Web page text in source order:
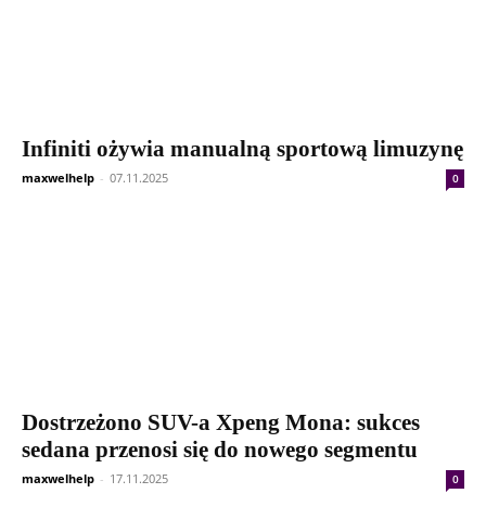
Infiniti ożywia manualną sportową limuzynę
maxwelhelp - 07.11.2025 0
Dostrzeżono SUV-a Xpeng Mona: sukces
sedana przenosi się do nowego segmentu
maxwelhelp - 17.11.2025 0